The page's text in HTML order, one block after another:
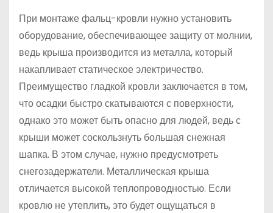
При монтаже фальц-кровли нужно установить
оборудование, обеспечивающее защиту от молнии,
ведь крыша производится из металла, который
накапливает статическое электричество.
Преимущество гладкой кровли заключается в том,
что осадки быстро скатываются с поверхности,
однако это может быть опасно для людей, ведь с
крыши может соскользнуть большая снежная
шапка. В этом случае, нужно предусмотреть
снегозадержатели. Металлическая крыша
отличается высокой теплопроводностью. Если
кровлю не утеплить, это будет ощущаться в